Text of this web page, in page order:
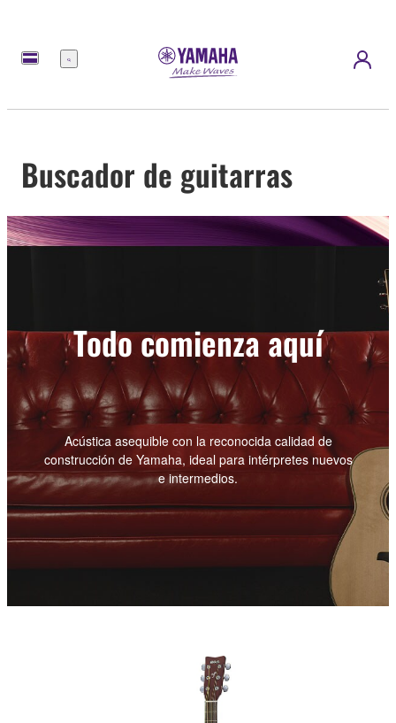
Menú
Buscador de guitarras
Todo comienza aquí
Acústica asequible con la reconocida calidad de
construcción de Yamaha, ideal para intérpretes nuevos
e intermedios.